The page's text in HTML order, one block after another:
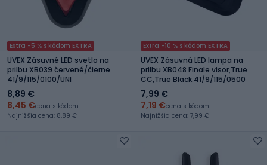
Extra -5 % s kódom EXTRA
UVEX Zásuvné LED svetlo na
prilbu XB039 červené/čierne
41/9/115/0100/UNI
8,89 €
8,45 €cena s kódom
Najnižšia cena: 8,89 €
Extra -10 % s kódom EXTRA
UVEX Zásuvná LED lampa na
prilbu XB048 Finale visor,True
CC,True Black 41/9/115/0500
7,99 €
7,19 €cena s kódom
Najnižšia cena: 7,99 €